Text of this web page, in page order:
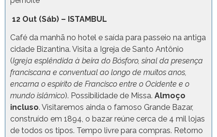
12 Out (Sáb) – ISTAMBUL
Café da manhã no hotel e saída para passeio na antiga
cidade Bizantina. Visita a Igreja de Santo Antônio
(Igreja esplêndida à beira do Bósforo, sinal da presença
franciscana e conventual ao longo de muitos anos,
encarna o espírito de Francisco entre o Ocidente e o
mundo islâmico). Possibilidade de Missa. Almoço
incluso. Visitaremos ainda o famoso Grande Bazar,
construído em 1894, o bazar reúne cerca de 4 mil lojas
de todos os tipos. Tempo livre para compras. Retorno